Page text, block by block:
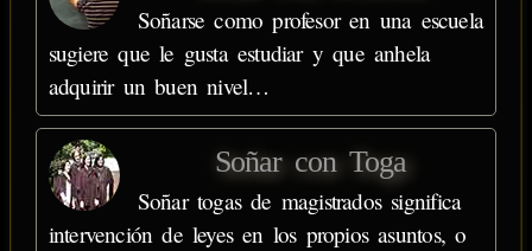
Soñarse como profesor en una escuela
sugiere que le gusta estudiar y que anhela
adquirir un buen nivel…
Soñar con Toga
Soñar togas de magistrados significa
intervención de leyes en los propios asuntos, o